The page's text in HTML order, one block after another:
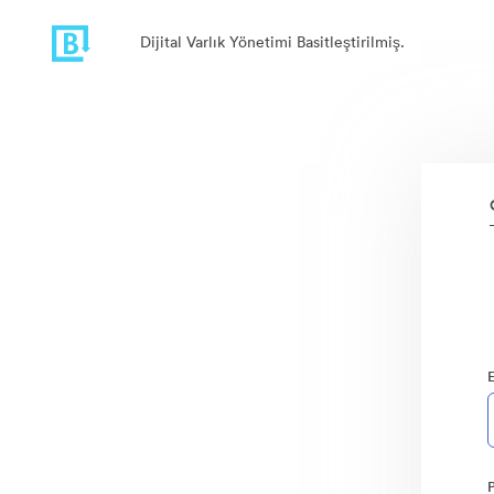
Dijital Varlık Yönetimi Basitleştirilmiş.